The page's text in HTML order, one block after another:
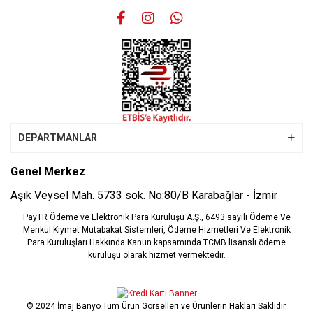
Gönder
DEPARTMANLAR
Genel Merkez
Aşık Veysel Mah. 5733 sok. No:80/B Karabağlar - İzmir
PayTR Ödeme ve Elektronik Para Kuruluşu A.Ş., 6493 sayılı Ödeme Ve
Menkul Kıymet Mutabakat Sistemleri, Ödeme Hizmetleri Ve Elektronik
Para Kuruluşları Hakkında Kanun kapsamında TCMB lisanslı ödeme
kuruluşu olarak hizmet vermektedir.
© 2024 İmaj Banyo Tüm Ürün Görselleri ve Ürünlerin Hakları Saklıdır.